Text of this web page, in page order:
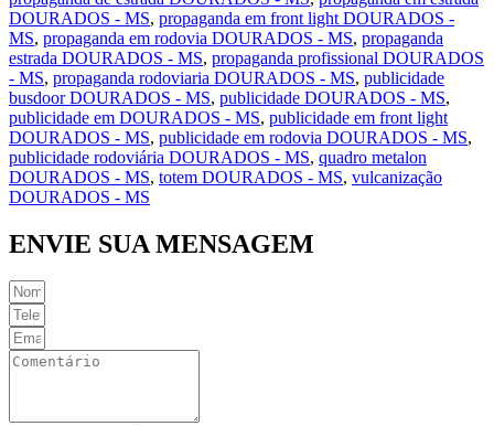
DOURADOS - MS, propaganda em front light DOURADOS -
MS, propaganda em rodovia DOURADOS - MS, propaganda
estrada DOURADOS - MS, propaganda profissional DOURADOS
- MS, propaganda rodoviaria DOURADOS - MS, publicidade
busdoor DOURADOS - MS, publicidade DOURADOS - MS,
publicidade em DOURADOS - MS, publicidade em front light
DOURADOS - MS, publicidade em rodovia DOURADOS - MS,
publicidade rodoviária DOURADOS - MS, quadro metalon
DOURADOS - MS, totem DOURADOS - MS, vulcanização
DOURADOS - MS
ENVIE SUA MENSAGEM